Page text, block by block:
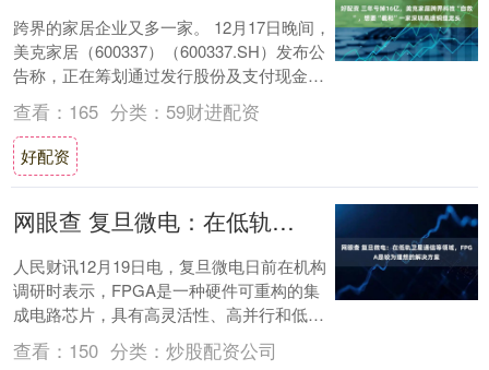
跨界的家居企业又多一家。 12月17日晚间，
美克家居（600337）（600337.SH）发布公
告称，正在筹划通过发行股份及支付现金的
方式，收购通信行业零部件供....
查看： 165 分类： 59财进配资
好配资
网眼查 复旦微电：在低轨卫星通信等领域，FPGA是较为理想的解决方案
人民财讯12月19日电，复旦微电日前在机构
调研时表示，FPGA是一种硬件可重构的集
成电路芯片，具有高灵活性、高并行和低延
时的特点，在有线无线通信、低轨卫星通
信、....
查看： 150 分类： 炒股配资公司